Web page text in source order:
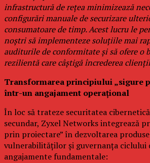
infrastructură de rețea minimizează
configurări manuale de securizare
consumatoare de timp. Acest lucru le
noștri să implementeze soluțiile mai
auditurile de conformitate și să ofere o
rezilientă care câștigă încrederea
Transformarea principiului „sigure
într-un angajament operațional
În loc să trateze securitatea
secundar, Zyxel Networks integrează
prin proiectare” în dezvoltarea
vulnerabilităților și guvernanța ciclului
angajamente fundamentale: